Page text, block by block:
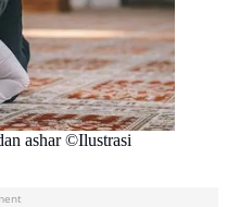
ashar ©Ilustrasi